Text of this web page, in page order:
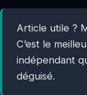
Article utile ?
C’est le
indépendant
déguisé.